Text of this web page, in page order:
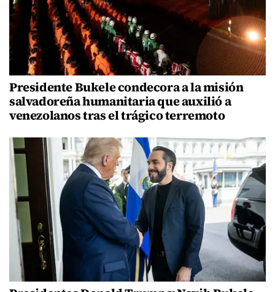
Presidente Bukele condecora a la misión
salvadoreña humanitaria que auxilió a
venezolanos tras el trágico terremoto